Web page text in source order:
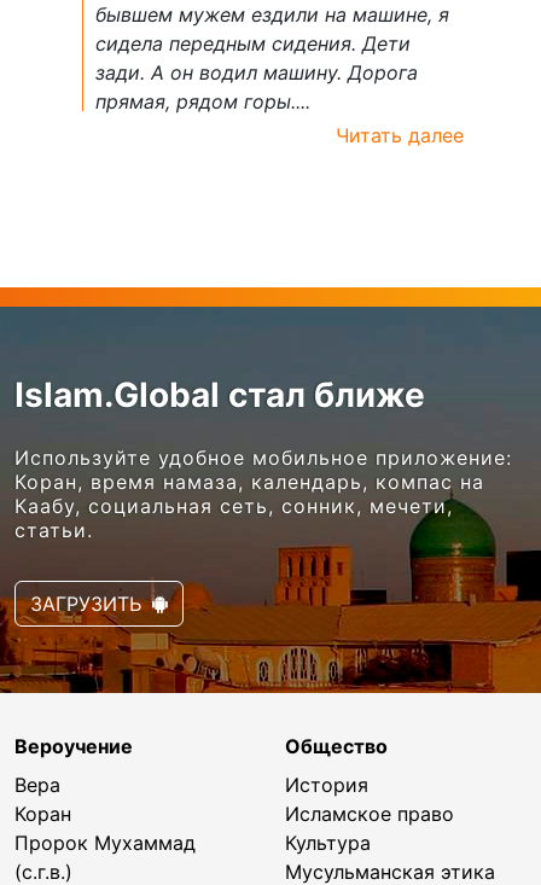
бывшем мужем ездили на машине, я
сидела передным сидения. Дети
зади. А он водил машину. Дорога
прямая, рядом горы....
Читать далее
Islam.Global стал ближе
Используйте удобное мобильное приложение:
Коран, время намаза, календарь, компас на
Каабу, социальная сеть, сонник, мечети,
статьи.
ЗАГРУЗИТЬ
Вероучение
Вера
Коран
Пророк Мухаммад
(с.г.в.)
Общество
История
Исламское право
Культура
Мусульманская этика